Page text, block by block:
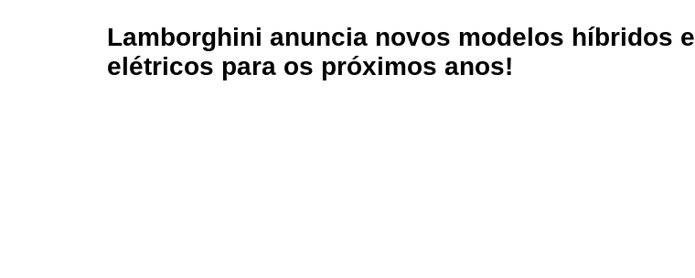
Lamborghini anuncia novos modelos híbridos e
elétricos para os próximos anos!